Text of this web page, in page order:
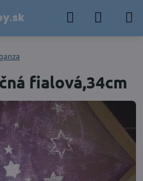
fialová,34cm